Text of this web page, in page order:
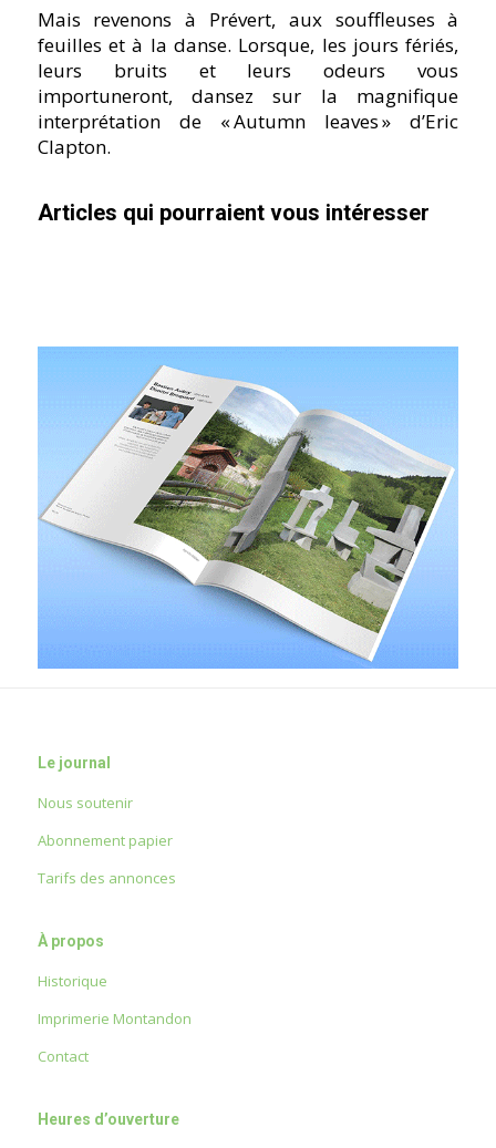
Mais revenons à Prévert, aux souffleuses à
feuilles et à la danse. Lorsque, les jours fériés,
leurs bruits et leurs odeurs vous
importuneront, dansez sur la magnifique
interprétation de « Autumn leaves » d’Eric
Clapton.
Articles qui pourraient vous intéresser
Le journal
Nous soutenir
Abonnement papier
Tarifs des annonces
À propos
Historique
Imprimerie Montandon
Contact
Heures d’ouverture